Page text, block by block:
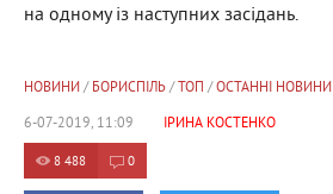
на одному із наступних засідань.
НОВИНИ/ БОРИСПІЛЬ/ ТОП / ОСТАННІ НОВИНИ
6-07-2019, 11:09
ІРИНА КОСТЕНКО
8 488 0